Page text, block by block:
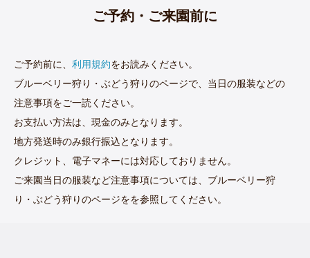
ご予約・ご来園前に
ご予約前に、 利用規約をお読みください。
ブルーベリー狩り・ぶどう狩りのページで、当日の服装などの
注意事項をご一読ください。
お支払い方法は、現金のみとなります。
地方発送時のみ銀行振込となります。
クレジット、電子マネーには対応しておりません。
ご来園当日の服装など注意事項については、ブルーベリー狩
り・ぶどう狩りのページをを参照してください。